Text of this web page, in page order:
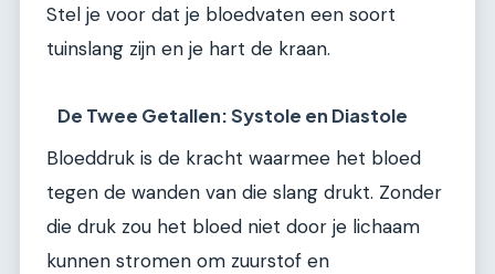
Stel je voor dat je bloedvaten een soort
tuinslang zijn en je hart de kraan.
De Twee Getallen: Systole en Diastole
Bloeddruk is de kracht waarmee het bloed
tegen de wanden van die slang drukt. Zonder
die druk zou het bloed niet door je lichaam
kunnen stromen om zuurstof en